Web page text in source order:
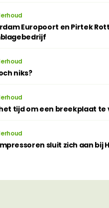
Europoort en Pirtek
niks?
tijd om een breekplaat te
sluit zich aan bij